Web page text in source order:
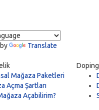
Translate
Mağaza Paketleri
Açma Şartları
Açabilirim?
Doping